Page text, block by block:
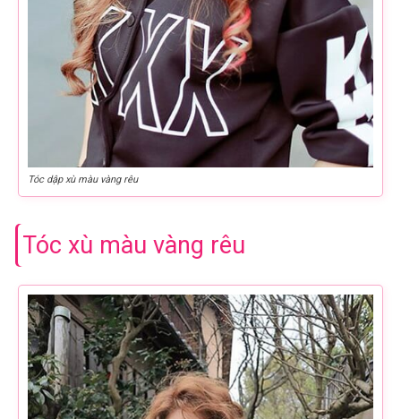
Tóc dập xù màu vàng rêu
Tóc xù màu vàng rêu